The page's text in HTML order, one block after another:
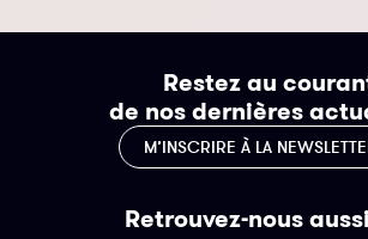
Restez au
de nos dernières
M’INSCRIRE À LA
Retrouvez-nous